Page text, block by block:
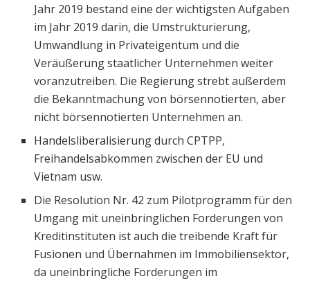
Jahr 2019 bestand eine der wichtigsten Aufgaben
im Jahr 2019 darin, die Umstrukturierung,
Umwandlung in Privateigentum und die
Veräußerung staatlicher Unternehmen weiter
voranzutreiben. Die Regierung strebt außerdem
die Bekanntmachung von börsennotierten, aber
nicht börsennotierten Unternehmen an.
Handelsliberalisierung durch CPTPP,
Freihandelsabkommen zwischen der EU und
Vietnam usw.
Die Resolution Nr. 42 zum Pilotprogramm für den
Umgang mit uneinbringlichen Forderungen von
Kreditinstituten ist auch die treibende Kraft für
Fusionen und Übernahmen im Immobiliensektor,
da uneinbringliche Forderungen im